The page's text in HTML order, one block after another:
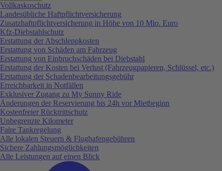
Vollkaskoschutz
Landesübliche Haftpflichtversicherung
Zusatzhaftpflichtversicherung in Höhe von 10 Mio. Euro
Kfz-Diebstahlschutz
Erstattung der Abschleppkosten
Erstattung von Schäden am Fahrzeug
Erstattung von Einbruchschäden bei Diebstahl
Erstattung der Kosten bei Verlust (Fahrzeugpapieren, Schlüssel, etc.)
Erstattung der Schadenbearbeitungsgebühr
Erreichbarkeit in Notfällen
Exklusiver Zugang zu My Sunny Ride
Änderungen der Reservierung bis 24h vor Mietbeginn
Kostenfreier Rücktrittschutz
Unbegrenzte Kilometer
Faire Tankregelung
Alle lokalen Steuern & Flughafengebühren
Sichere Zahlungsmöglichkeiten
Alle Leistungen auf einen Blick